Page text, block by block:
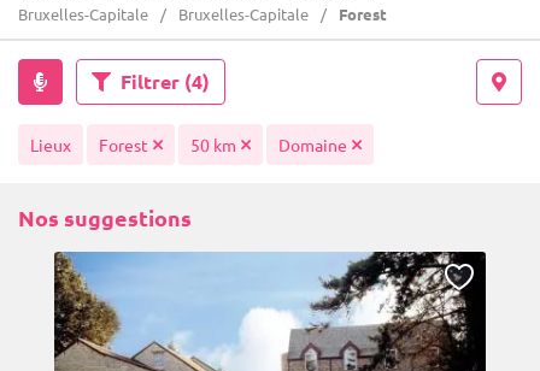
Bruxelles-Capitale
Bruxelles-Capitale Forest
Filtrer (4)
Lieux Forest 50 km Domaine
Nos suggestions